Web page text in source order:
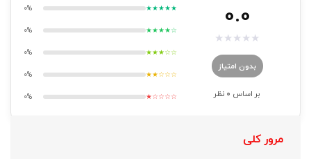
0.0
★
★
★
★
★
بدون امتیاز
بر اساس 0 نظر
★★★★★
0%
★★★★☆
0%
★★★☆☆
0%
★★☆☆☆
0%
★☆☆☆☆
0%
مرور کلی